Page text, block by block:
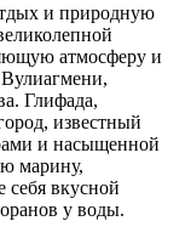
и природную
атмосферу и
Глифада,
известный
и насыщенной
марину,
себя вкусной
у воды.